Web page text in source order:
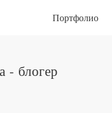
Портфолио
- блогер